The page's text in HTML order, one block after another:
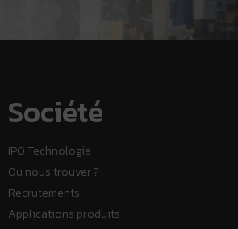
Société
IPO Technologie
Où nous trouver ?
Recrutements
Applications produits